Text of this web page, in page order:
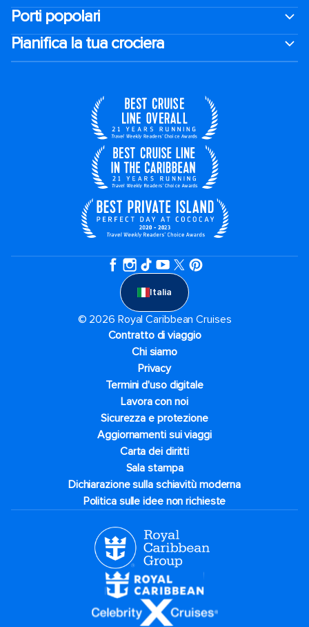
Porti popolari
Pianifica la tua crociera
Italia
© 2026 Royal Caribbean Cruises
Contratto di viaggio
Chi siamo
Privacy
Termini d'uso digitale
Lavora con noi
Sicurezza e protezione
Aggiornamenti sui viaggi
Carta dei diritti
Sala stampa
Dichiarazione sulla schiavitù moderna
Politica sulle idee non richieste